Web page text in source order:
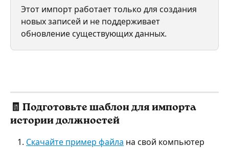
Этот импорт работает только для создания
новых записей и не поддерживает
обновление существующих данных.
🧾 Подготовьте шаблон для импорта
истории должностей
Скачайте пример файла на свой компьютер